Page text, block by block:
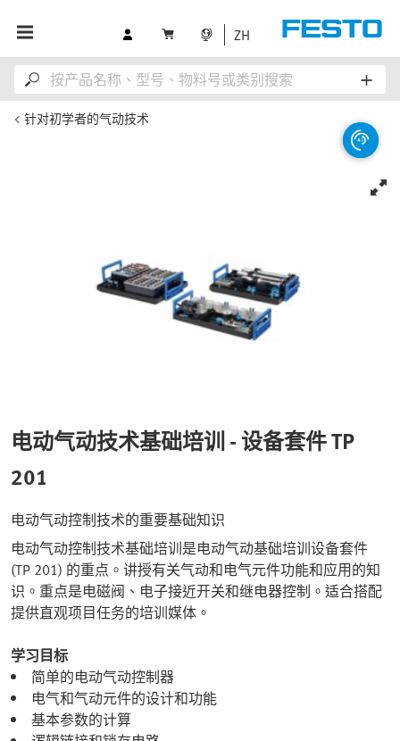
ZH
针对初学者的气动技术
电动气动技术基础培训 - 设备套件 TP
201
电动气动控制技术的重要基础知识
电动气动控制技术基础培训是电动气动基础培训设备套件
(TP 201) 的重点。讲授有关气动和电气元件功能和应用的知
识。重点是电磁阀、电子接近开关和继电器控制。适合搭配
提供直观项目任务的培训媒体。
学习目标
简单的电动气动控制器
电气和气动元件的设计和功能
基本参数的计算